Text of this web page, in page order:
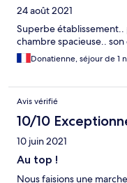
24 août 2021
Superbe établissement..
chambre spacieuse..
Donatienne, séjour de 1
Avis vérifié
10/10
10 juin 2021
Au top !
Nous faisions une